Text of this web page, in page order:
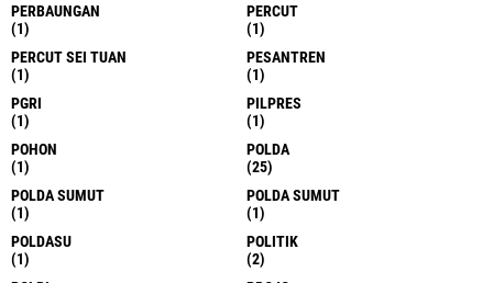
PERBAUNGAN
(1)
PERCUT
(1)
PERCUT SEI TUAN
(1)
PESANTREN
(1)
PGRI
(1)
PILPRES
(1)
POHON
(1)
POLDA
(25)
POLDA SUMUT
(1)
POLDA SUMUT
(1)
POLDASU
(1)
POLITIK
(2)